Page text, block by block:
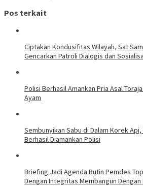
Pos terkait
Ciptakan Kondusifitas Wilayah, Sat
Gencarkan Patroli Dialogis dan
Polisi Berhasil Amankan Pria Asal
Ayam
Sembunyikan Sabu di Dalam Korek
Berhasil Diamankan Polisi
Briefing Jadi Agenda Rutin Pemdes
Dengan Integritas Membangun